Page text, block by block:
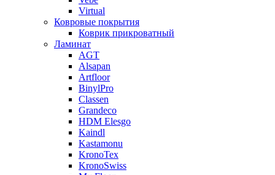
Virtual
Ковровые покрытия
Коврик прикроватный
Ламинат
AGT
Alsapan
Artfloor
BinylPro
Classen
Grandeco
HDM Elesgo
Kaindl
Kastamonu
KronoTex
KronoSwiss